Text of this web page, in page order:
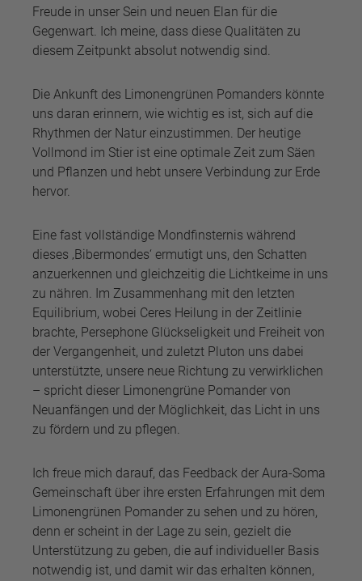
Freude in unser Sein und neuen Elan für die
Gegenwart. Ich meine, dass diese Qualitäten zu
diesem Zeitpunkt absolut notwendig sind.
Die Ankunft des Limonengrünen Pomanders könnte
uns daran erinnern, wie wichtig es ist, sich auf die
Rhythmen der Natur einzustimmen. Der heutige
Vollmond im Stier ist eine optimale Zeit zum Säen
und Pflanzen und hebt unsere Verbindung zur Erde
hervor.
Eine fast vollständige Mondfinsternis während
dieses ‚Bibermondes‘ ermutigt uns, den Schatten
anzuerkennen und gleichzeitig die Lichtkeime in uns
zu nähren. Im Zusammenhang mit den letzten
Equilibrium, wobei Ceres Heilung in der Zeitlinie
brachte, Persephone Glückseligkeit und Freiheit von
der Vergangenheit, und zuletzt Pluton uns dabei
unterstützte, unsere neue Richtung zu verwirklichen
– spricht dieser Limonengrüne Pomander von
Neuanfängen und der Möglichkeit, das Licht in uns
zu fördern und zu pflegen.
Ich freue mich darauf, das Feedback der Aura-Soma
Gemeinschaft über ihre ersten Erfahrungen mit dem
Limonengrünen Pomander zu sehen und zu hören,
denn er scheint in der Lage zu sein, gezielt die
Unterstützung zu geben, die auf individueller Basis
notwendig ist, und damit wir das erhalten können,